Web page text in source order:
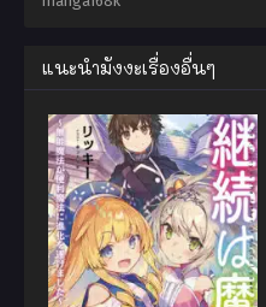
แนะนำมังงะเรื่องอื่นๆ